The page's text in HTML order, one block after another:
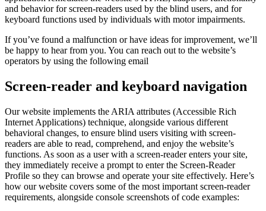
and behavior for screen-readers used by the blind users, and for
keyboard functions used by individuals with motor impairments.
If you’ve found a malfunction or have ideas for improvement, we’ll
be happy to hear from you. You can reach out to the website’s
operators by using the following email
Screen-reader and keyboard navigation
Our website implements the ARIA attributes (Accessible Rich
Internet Applications) technique, alongside various different
behavioral changes, to ensure blind users visiting with screen-
readers are able to read, comprehend, and enjoy the website’s
functions. As soon as a user with a screen-reader enters your site,
they immediately receive a prompt to enter the Screen-Reader
Profile so they can browse and operate your site effectively. Here’s
how our website covers some of the most important screen-reader
requirements, alongside console screenshots of code examples: